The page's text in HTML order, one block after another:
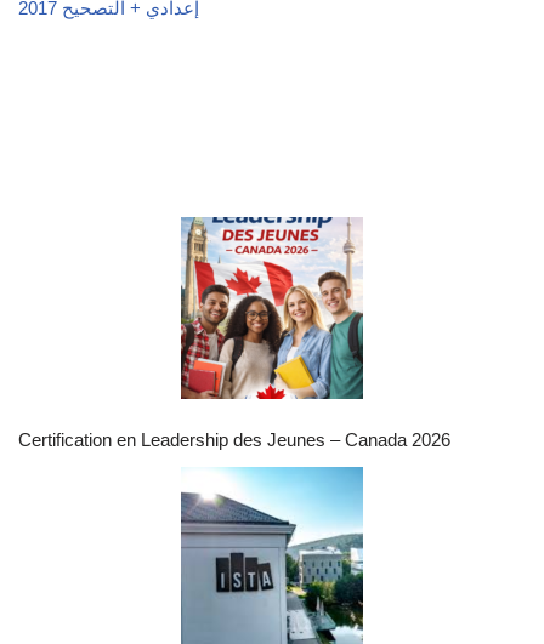
إعدادي + التصحيح 2017
Certification en Leadership des Jeunes – Canada 2026